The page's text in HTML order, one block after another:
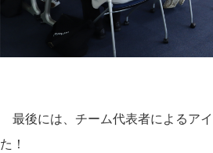
最後には、チーム代表者によるア
た！